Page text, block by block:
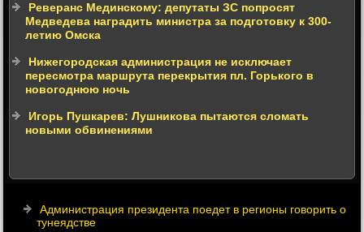
Реверанс Мединскому: депутаты ЗС попросят
Медведева наградить министра за подготовку к 300-
летию Омска
Нижегородская администрация не исключает
пересмотра маршрута перекрытия пл. Горького в
новогоднюю ночь
Игорь Пушкарев: Лушникова пытаются сломать
новыми обвинениями
Администрация президента поедет в регионы говорить о
тунеядстве